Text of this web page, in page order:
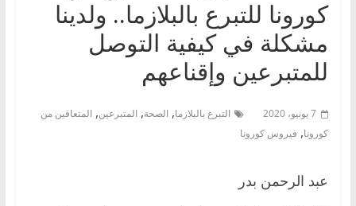
كورونا للتبرع بالبلازما.. ولدينا
مشكلة في كيفية التوصل
للمتبرعين وإقناعهم
7 يونيو، 2020 التبرع بالبلازما, الصحة, المتبرعين, المتعافين من
كورونا, فيروس كورونا
عبد الرحمن بدر